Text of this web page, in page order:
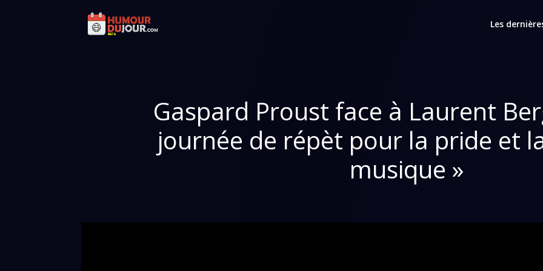
Les
Gaspard Proust face à Laurent
journée de répèt pour la pride et
musique »